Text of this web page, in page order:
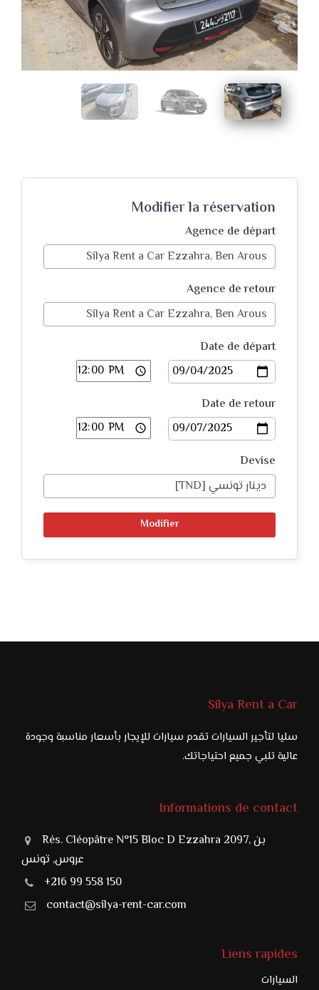
Modifier la réservation
Agence de départ
Agence de retour
Date de départ
Date de retour
Devise
Silya Rent a Car
سليا لتأجير السيارات تقدم سيارات للإيجار بأسعار مناسبة وجودة
عالية تلبي جميع احتياجاتك.
Informations de contact
Rés. Cléopâtre N°15 Bloc D Ezzahra 2097, بن
عروس, تونس
+216 99 558 150
contact@silya-rent-car.com
Liens rapides
السيارات